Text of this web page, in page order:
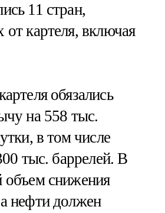
11 стран,
от картеля, включая
обязались
на 558 тыс.
в том числе
тыс. баррелей. В
объем снижения
нефти должен